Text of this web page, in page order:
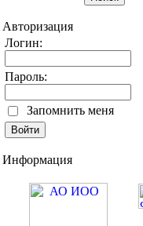
Авторизация
Логин:
Пароль:
Запомнить меня
Информация